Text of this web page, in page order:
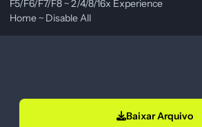
F5/F6/F7/F8 ~ 2/4/8/16x Experience
Home ~ Disable All
Baixar Arquivo